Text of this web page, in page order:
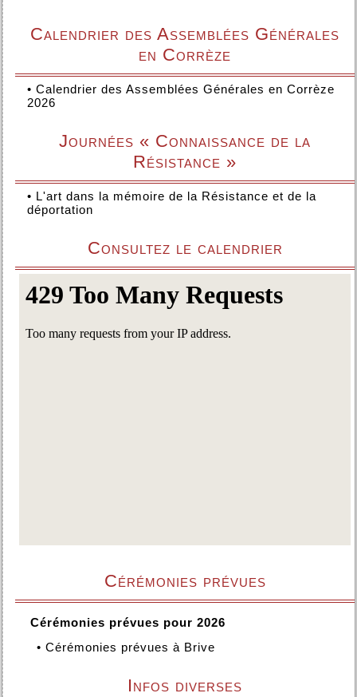
Calendrier des Assemblées Générales
en Corrèze
• Calendrier des Assemblées Générales en Corrèze
2026
Journées « Connaissance de la
Résistance »
• L'art dans la mémoire de la Résistance et de la
déportation
Consultez le calendrier
Cérémonies prévues
Cérémonies prévues pour 2026
• Cérémonies prévues à Brive
Infos diverses